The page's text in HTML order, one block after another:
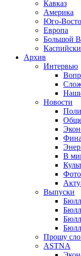
Кавказ
Америка
Юго-
Европа
Большой
Архив
Интервью
Новости
В
Фото
Выпуски
Прошу
ASTNA